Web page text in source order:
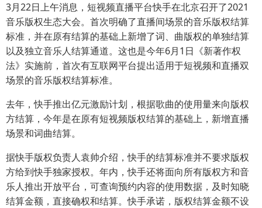
3月22日上午消息，短视频直播平台快手在北京召开了2021
音乐版权生态大会。首次明确了直播间场景的音乐版权结算
标准，并在原有结算的基础上新增了词、曲版权的单独结算
以及独立音乐人结算通道。这也是今年6月1日《新著作权
法》实施前，首次有互联网平台提出适用于短视频和直播双
场景的音乐版权结算标准。
去年，快手推出亿元激励计划，根据歌曲的使用量来向版权
方结算，今年是在原有短视频版权结算的基础上，新增直播
场景和词曲结算。
据快手版权负责人袁帅介绍，快手的结算标准并不要求版权
方给到快手独家授权。年内，快手还将面向所有版权方和音
乐人推出开放平台，可查询预约内容的使用数据，及时知晓
结算金额，直接确权和结算。快手承诺，版权结算金额不设